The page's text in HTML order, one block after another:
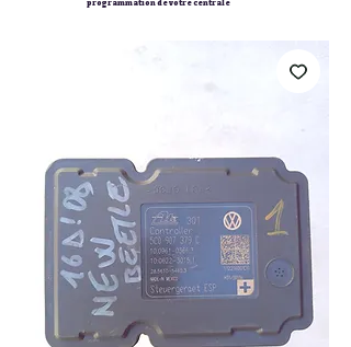
programmation de votre centrale